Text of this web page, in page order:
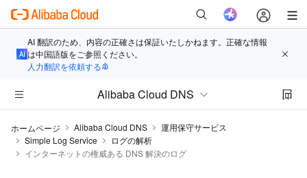
AI 翻訳のため、内容の正確さは保証いたしかねます。正確な情報
は中国語版をご参照ください。
人力翻訳を依頼する
Alibaba Cloud DNS
ホームページ Alibaba Cloud DNS
運用保守サービス
Simple Log Service
ログの解析
インターネットの権威ある DNS 解決のログ